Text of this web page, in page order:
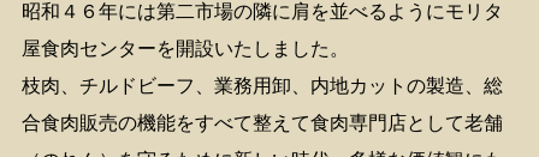
昭和４６年には第二市場の隣に肩を並べるようにモリタ
屋食肉センターを開設いたしました。
枝肉、チルドビーフ、業務用卸、内地カットの製造、総
合食肉販売の機能をすべて整えて食肉専門店として老舗